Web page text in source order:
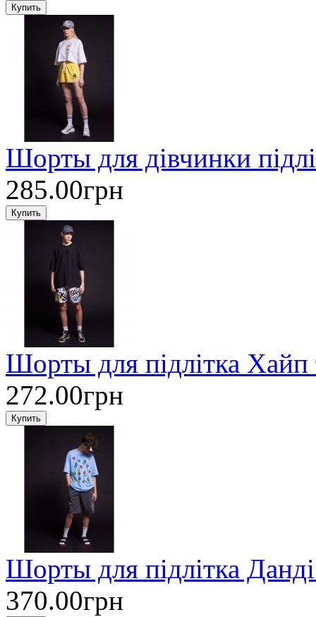
Шорты для дівчинки
285.00грн
Шорты для підлітка
272.00грн
Шорты для підлітка
370.00грн